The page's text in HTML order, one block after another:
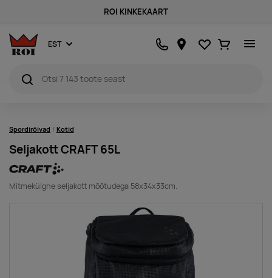
ROI KINKEKAART
EST Lemmikud
Ostukorv
Spordirõivad Kotid
Seljakott CRAFT 65L
Mitmekülgne seljakott mõõtudega 58x34x33cm.